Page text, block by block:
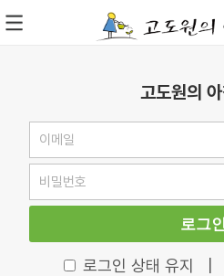
고도원의 아
로그인
로그인 상태 유지